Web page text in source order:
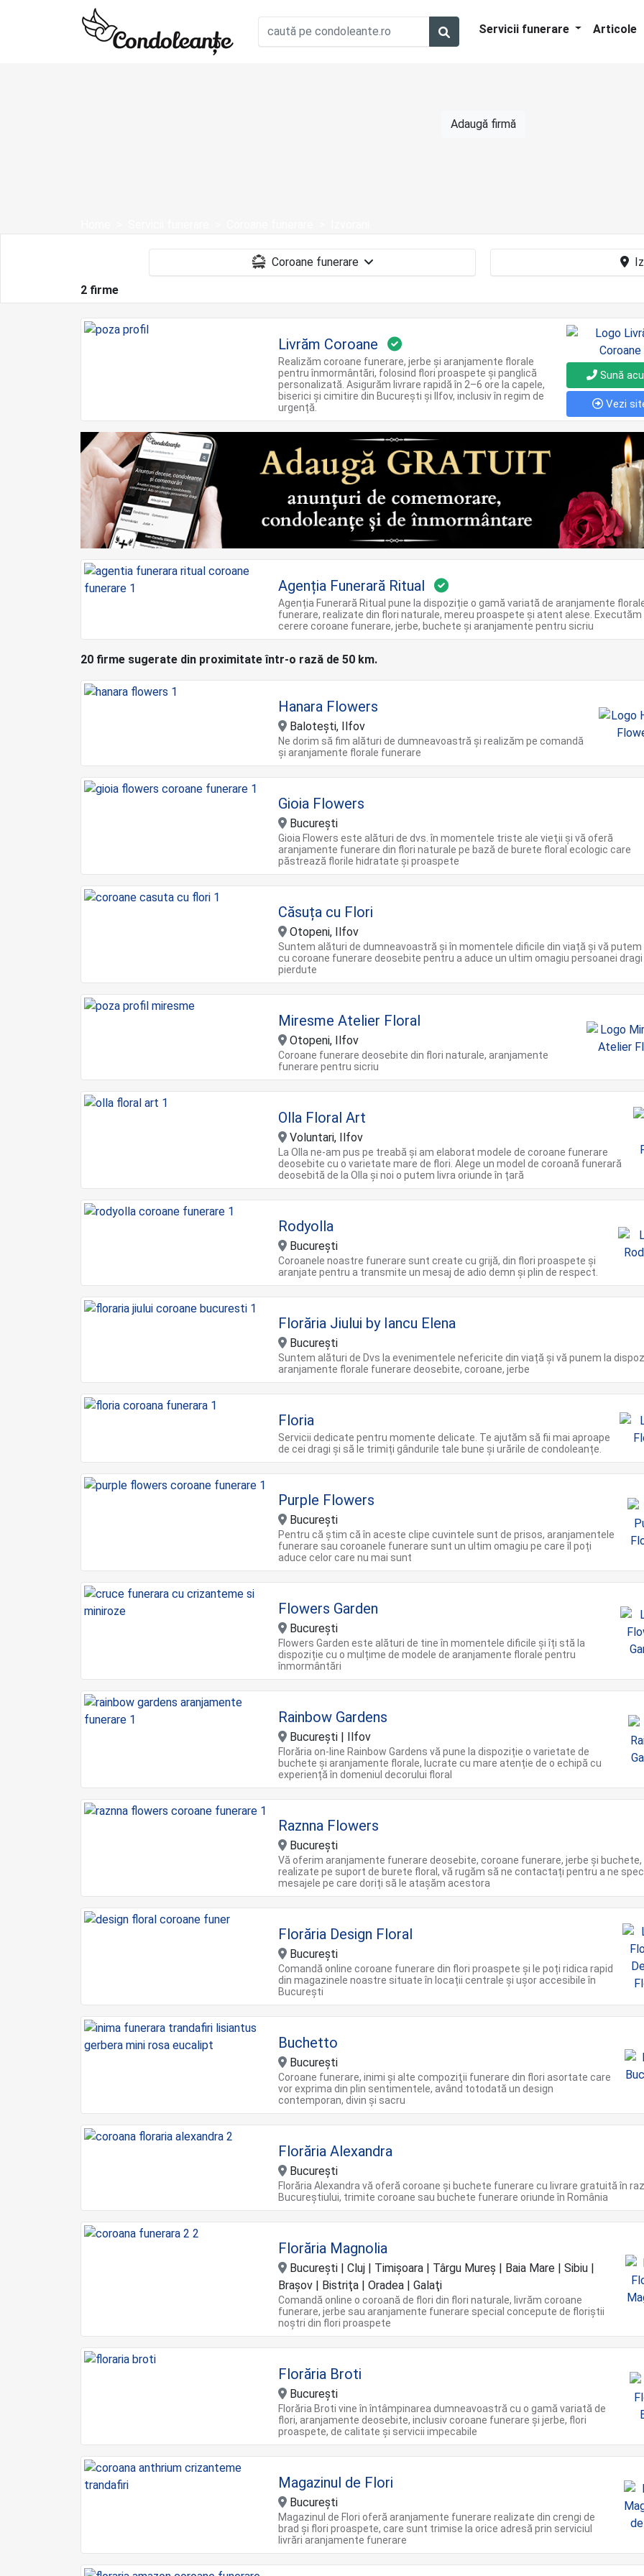
Servicii funerare Articole
Adaugă firmă
2 firme
Livrăm Coroane
Realizăm coroane funerare, jerbe și aranjamente florale
pentru înmormântări, folosind flori proaspete și panglică
personalizată. Asigurăm livrare rapidă în 2–6 ore la capele,
biserici și cimitire din București și Ilfov, inclusiv în regim de
urgență.
Sună
Vezi
Agenția Funerară Ritual
Agenția Funerară Ritual pune la dispoziție o gamă variată de aranjamente
funerare, realizate din flori naturale, mereu proaspete și atent alese. Executăm
cerere coroane funerare, jerbe, buchete și aranjamente pentru sicriu
20 firme sugerate din proximitate într-o rază de 50 km.
Hanara Flowers
Balotești, Ilfov
Ne dorim să fim alături de dumneavoastră și realizăm pe comandă
și aranjamente florale funerare
Gioia Flowers
Bucureşti
Gioia Flowers este alături de dvs. în momentele triste ale vieţii şi vă oferă
aranjamente funerare din flori naturale pe bază de burete floral ecologic care
păstrează florile hidratate și proaspete
Căsuța cu Flori
Otopeni, Ilfov
Suntem alături de dumneavoastră și în momentele dificile din viață și vă
cu coroane funerare deosebite pentru a aduce un ultim omagiu persoanei dragi
pierdute
Miresme Atelier Floral
Otopeni, Ilfov
Coroane funerare deosebite din flori naturale, aranjamente
funerare pentru sicriu
Olla Floral Art
Voluntari, Ilfov
La Olla ne-am pus pe treabă și am elaborat modele de coroane funerare
deosebite cu o varietate mare de flori. Alege un model de coroană funerară
deosebită de la Olla și noi o putem livra oriunde în țară
Rodyolla
București
Coroanele noastre funerare sunt create cu grijă, din flori proaspete și
aranjate pentru a transmite un mesaj de adio demn și plin de respect.
Florăria Jiului by Iancu Elena
București
Suntem alături de Dvs la evenimentele nefericite din viață și vă punem la
aranjamente florale funerare deosebite, coroane, jerbe
Floria
Servicii dedicate pentru momente delicate. Te ajutăm să fii mai aproape
de cei dragi și să le trimiți gândurile tale bune și urările de condoleanțe.
Purple Flowers
Bucureşti
Pentru că știm că în aceste clipe cuvintele sunt de prisos, aranjamentele
funerare sau coroanele funerare sunt un ultim omagiu pe care îl poți
aduce celor care nu mai sunt
Flowers Garden
Bucureşti
Flowers Garden este alături de tine în momentele dificile și îți stă la
dispoziție cu o mulțime de modele de aranjamente florale pentru
înmormântări
Rainbow Gardens
Bucureşti | Ilfov
Florăria on-line Rainbow Gardens vă pune la dispoziție o varietate de
buchete și aranjamente florale, lucrate cu mare atenție de o echipă cu
experiență în domeniul decorului floral
Raznna Flowers
Bucureşti
Vă oferim aranjamente funerare deosebite, coroane funerare, jerbe și buchete,
realizate pe suport de burete floral, vă rugăm să ne contactați pentru a ne
mesajele pe care doriți să le atașăm acestora
Florăria Design Floral
Bucureşti
Comandă online coroane funerare din flori proaspete și le poți ridica rapid
din magazinele noastre situate în locații centrale și ușor accesibile în
București
Buchetto
Bucureşti
Coroane funerare, inimi şi alte compoziţii funerare din flori asortate care
vor exprima din plin sentimentele, având totodată un design
contemporan, divin şi sacru
Florăria Alexandra
București
Florăria Alexandra vă oferă coroane și buchete funerare cu livrare gratuită în
Bucureștiului, trimite coroane sau buchete funerare oriunde în România
Florăria Magnolia
Bucureşti | Cluj | Timişoara | Târgu Mureș | Baia Mare | Sibiu |
Braşov | Bistriţa | Oradea | Galaţi
Comandă online o coroană de flori din flori naturale, livrăm coroane
funerare, jerbe sau aranjamente funerare special concepute de floriștii
noștri din flori proaspete
Florăria Broti
Bucureşti
Florăria Broti vine în întâmpinarea dumneavoastră cu o gamă variată de
flori, aranjamente deosebite, inclusiv coroane funerare și jerbe, flori
proaspete, de calitate și servicii impecabile
Magazinul de Flori
Bucureşti
Magazinul de Flori oferă aranjamente funerare realizate din crengi de
brad și flori proaspete, care sunt trimise la orice adresă prin serviciul
livrări aranjamente funerare